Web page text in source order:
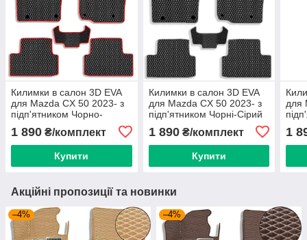
Килимки в салон 3D EVA
для Mazda CX 50 2023- з
підп'ятником Чорно-
1 890 ₴/комплект
Купити
Килимки в салон 3D EVA
для Mazda CX 50 2023- з
підп'ятником Чорні-Сірий
1 890₴/комплект
Купити
для
1
Акційні пропозиції та новинки
–4% –4%